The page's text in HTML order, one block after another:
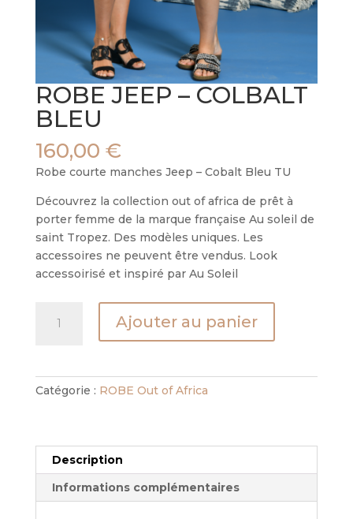
ROBE JEEP – COLBALT
BLEU
160,00 €
Robe courte manches Jeep – Cobalt Bleu TU
Découvrez la collection out of africa de prêt à
porter femme de la marque française Au soleil de
saint Tropez. Des modèles uniques. Les
accessoires ne peuvent être vendus. Look
accessoirisé et inspiré par Au Soleil
COLBALT
Ajouter au panier
Catégorie : ROBE Out of Africa
Description
Informations complémentaires